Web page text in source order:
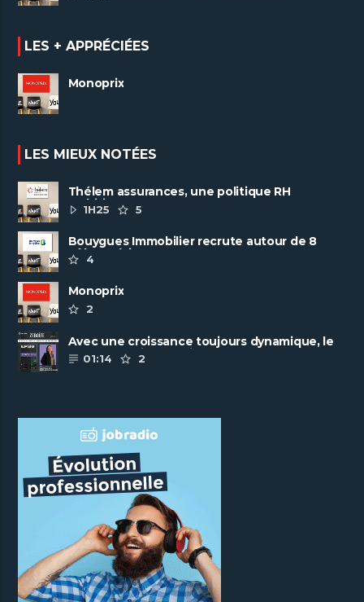
LES + APPRÉCIÉES
Monoprix
LES MIEUX NOTÉES
Thélem assurances, une politique RH
ambitieuse
1H25 5
Bouygues Immobilier recrute autour de 8
pôles métiers
4
Monoprix
2
Avec une croissance toujours dynamique, le
groupe Scalian continue de ......
01:14 2